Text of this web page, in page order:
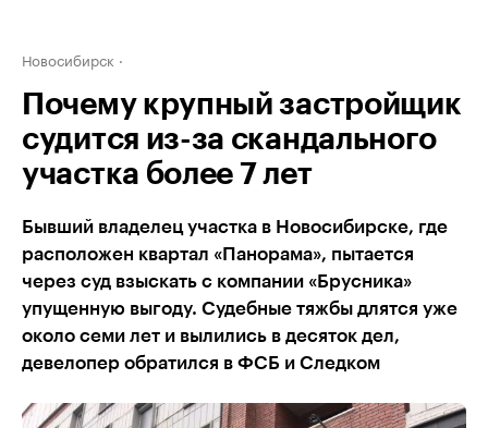
Новосибирск
Почему крупный застройщик
судится из-за скандального
участка более 7 лет
Бывший владелец участка в Новосибирске, где
расположен квартал «Панорама», пытается
через суд взыскать с компании «Брусника»
упущенную выгоду. Судебные тяжбы длятся уже
около семи лет и вылились в десяток дел,
девелопер обратился в ФСБ и Следком